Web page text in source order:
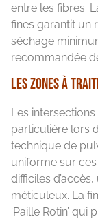
entre les fibres.
fines garantit un
séchage
recommandée
Les zones à
Les
particulière lors
technique de
uniforme sur
difficiles
méticuleux. La
‘Paille Rotin’